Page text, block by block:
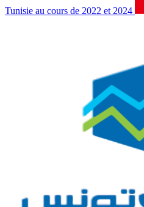
Tunisie au cours de 2022 et 2024